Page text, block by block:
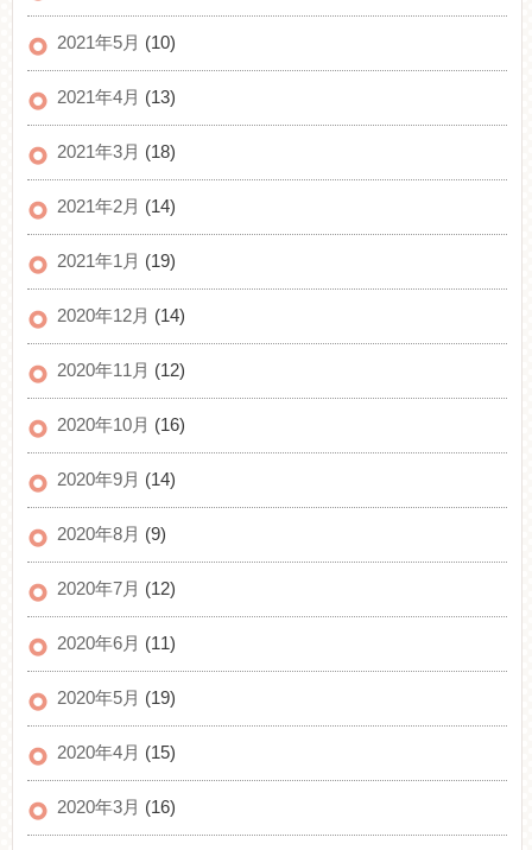
2021年5月 (10)
2021年4月 (13)
2021年3月 (18)
2021年2月 (14)
2021年1月 (19)
2020年12月 (14)
2020年11月 (12)
2020年10月 (16)
2020年9月 (14)
2020年8月 (9)
2020年7月 (12)
2020年6月 (11)
2020年5月 (19)
2020年4月 (15)
2020年3月 (16)